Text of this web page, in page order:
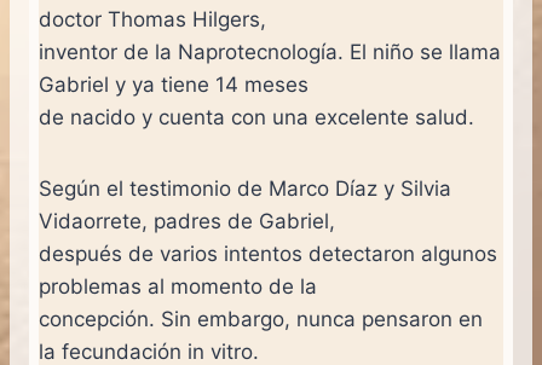
doctor Thomas Hilgers,
inventor de la Naprotecnología. El niño se llama
Gabriel y ya tiene 14 meses
de nacido y cuenta con una excelente salud.
Según el testimonio de Marco Díaz y Silvia
Vidaorrete, padres de Gabriel,
después de varios intentos detectaron algunos
problemas al momento de la
concepción. Sin embargo, nunca pensaron en
la fecundación in vitro.